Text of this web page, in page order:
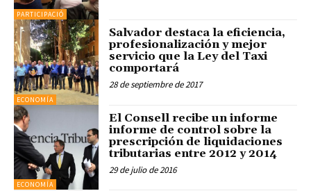
PARTICIPACIÓ
ECONOMÍA
Salvador destaca la eficiencia,
profesionalización y mejor
servicio que la Ley del Taxi
comportará
28 de septiembre de 2017
ECONOMÍA
El Consell recibe un informe
informe de control sobre la
prescripción de liquidaciones
tributarias entre 2012 y 2014
29 de julio de 2016